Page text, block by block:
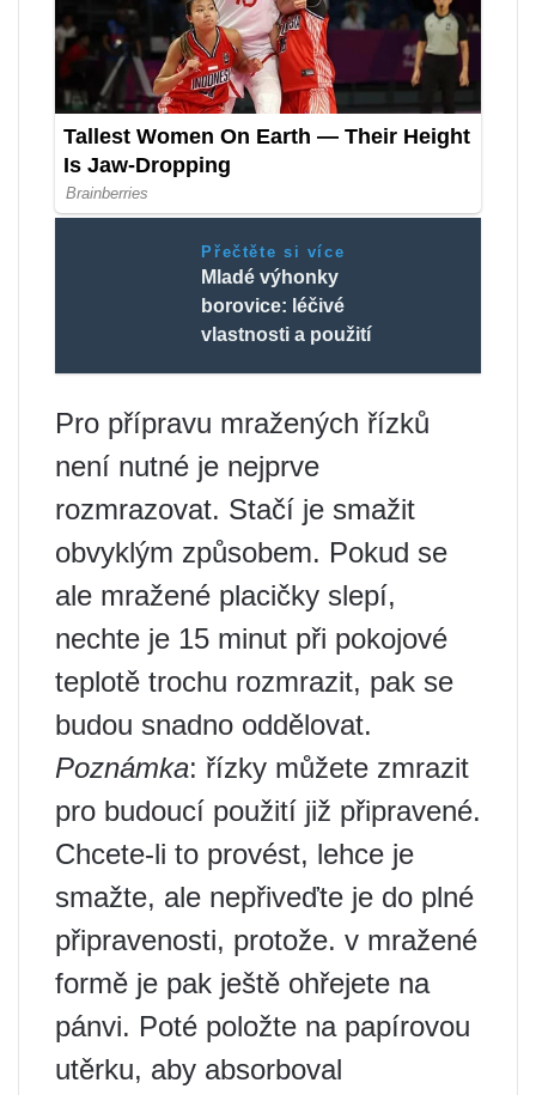
Přečtěte si více
Mladé výhonky
borovice: léčivé
vlastnosti a použití
Pro přípravu mražených řízků
není nutné je nejprve
rozmrazovat. Stačí je smažit
obvyklým způsobem. Pokud se
ale mražené placičky slepí,
nechte je 15 minut při pokojové
teplotě trochu rozmrazit, pak se
budou snadno oddělovat.
Poznámka: řízky můžete zmrazit
pro budoucí použití již připravené.
Chcete-li to provést, lehce je
smažte, ale nepřiveďte je do plné
připravenosti, protože. v mražené
formě je pak ještě ohřejete na
pánvi. Poté položte na papírovou
utěrku, aby absorboval